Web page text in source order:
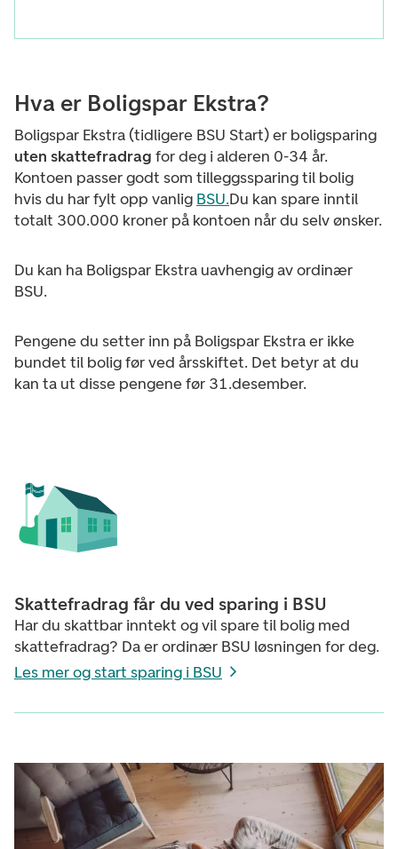
Hva er Boligspar Ekstra?
Boligspar Ekstra (tidligere BSU Start) er boligsparing
uten skattefradrag for deg i alderen 0-34 år.
Kontoen passer godt som tilleggssparing til bolig
hvis du har fylt opp vanlig BSU.Du kan spare inntil
totalt 300.000 kroner på kontoen når du selv ønsker.
Du kan ha Boligspar Ekstra uavhengig av ordinær
BSU.
Pengene du setter inn på Boligspar Ekstra er ikke
bundet til bolig før ved årsskiftet. Det betyr at du
kan ta ut disse pengene før 31.desember.
Skattefradrag får du ved sparing i BSU
Har du skattbar inntekt og vil spare til bolig med
skattefradrag? Da er ordinær BSU løsningen for deg.
Les mer og start sparing i BSU